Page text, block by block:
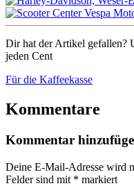
Dir hat der Artikel gefallen?
jeden Cent
Für die Kaffeekasse
Kommentare
Kommentar
Deine E-Mail-Adresse wird
Felder sind mit * markiert